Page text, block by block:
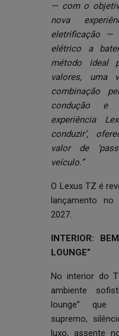
— com o
nova
eletrificação —
elétrico a
método ideal
valores, uma
combinação
condução e
experiência
conduzir’,
valor de
veículo.”
O Lexus TZ é
lançamento no
2027.
INTERIOR:
LOUNGE”
No interior do
ambiente
lounge” que
supremo,
luxo, assente